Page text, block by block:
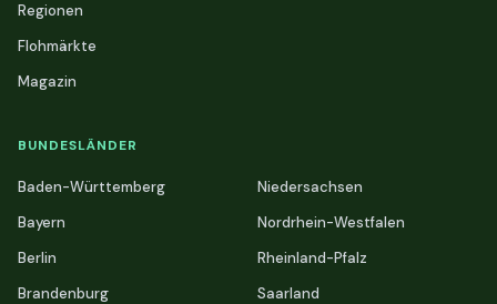
Regionen
Flohmärkte
Magazin
BUNDESLÄNDER
Baden-Württemberg
Bayern
Berlin
Brandenburg
Niedersachsen
Nordrhein-Westfalen
Rheinland-Pfalz
Saarland